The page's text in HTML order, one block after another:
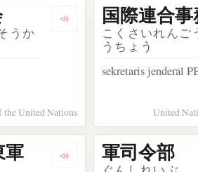
Dengarkan 国際連合総会
うか
the United Nations
国際連合
こくさいれんご
うちょう
sekretaris jenderal
United
Dengarkan アメリカ極東軍
軍 軍司令部